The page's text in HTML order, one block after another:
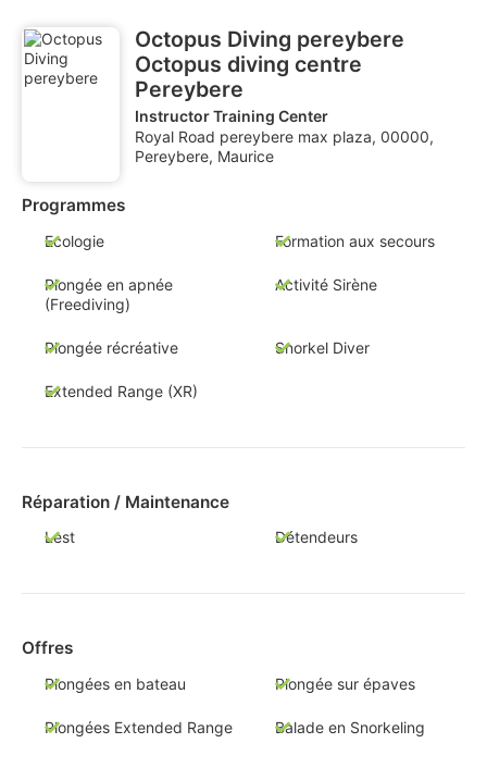
Octopus Diving pereybere
Octopus diving centre
Pereybere
Instructor Training Center
Royal Road pereybere max plaza, 00000,
Pereybere, Maurice
Programmes
Ecologie Formation aux secours
Plongée en apnée
(Freediving)
Activité Sirène
Plongée récréative Snorkel Diver
Extended Range (XR)
Réparation / Maintenance
Lest Détendeurs
Offres
Plongées en bateau Plongée sur épaves
Plongées Extended Range Balade en Snorkeling